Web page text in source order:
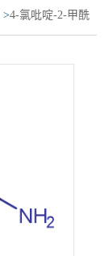
>4-氯吡啶-2-甲酰